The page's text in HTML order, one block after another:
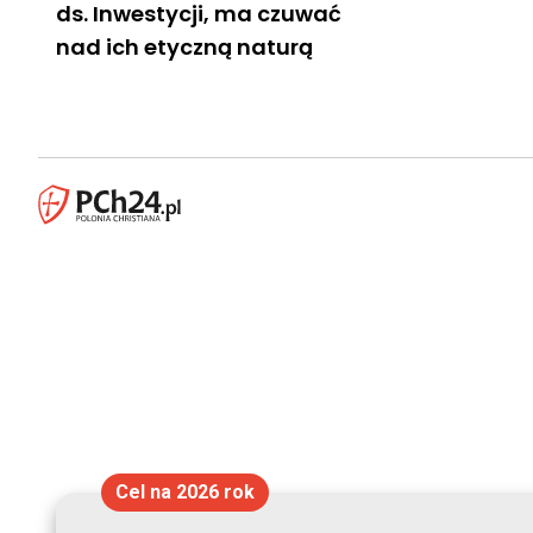
ds. Inwestycji, ma czuwać
nad ich etyczną naturą
Cel na 2026 rok